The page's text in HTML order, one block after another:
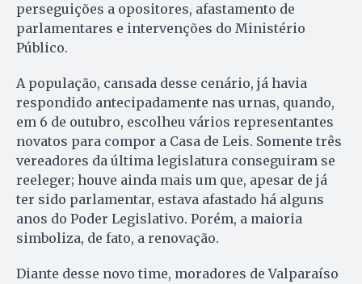
perseguições a opositores, afastamento de
parlamentares e intervenções do Ministério
Público.
A população, cansada desse cenário, já havia
respondido antecipadamente nas urnas, quando,
em 6 de outubro, escolheu vários representantes
novatos para compor a Casa de Leis. Somente três
vereadores da última legislatura conseguiram se
reeleger; houve ainda mais um que, apesar de já
ter sido parlamentar, estava afastado há alguns
anos do Poder Legislativo. Porém, a maioria
simboliza, de fato, a renovação.
Diante desse novo time, moradores de Valparaíso